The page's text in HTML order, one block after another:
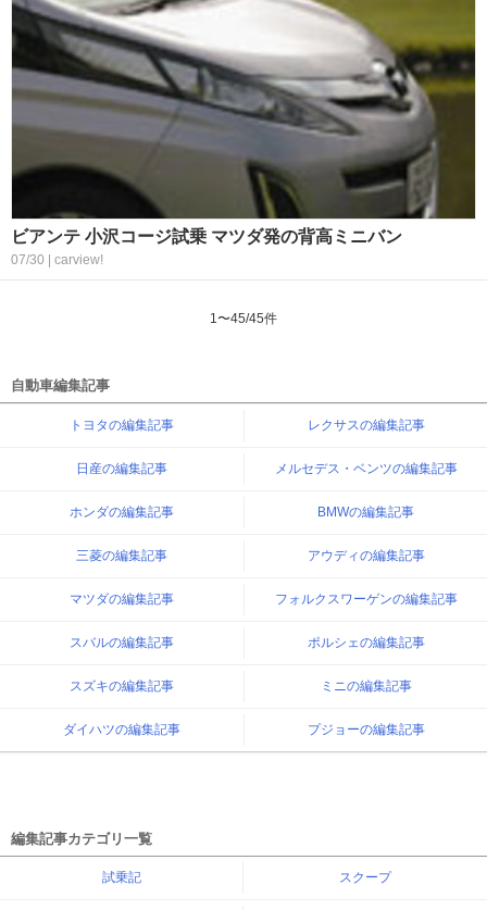
ビアンテ 小沢コージ試乗 マツダ発の背高ミニバン
07/30 | carview!
1 〜45/45件
自動車編集記事
トヨタの編集記事 レクサスの編集記事
日産の編集記事 メルセデス・ベンツの編集記事
ホンダの編集記事 BMWの編集記事
三菱の編集記事 アウディの編集記事
マツダの編集記事 フォルクスワーゲンの編集記事
スバルの編集記事 ポルシェの編集記事
スズキの編集記事 ミニの編集記事
ダイハツの編集記事 プジョーの編集記事
編集記事カテゴリ一覧
試乗記 スクープ